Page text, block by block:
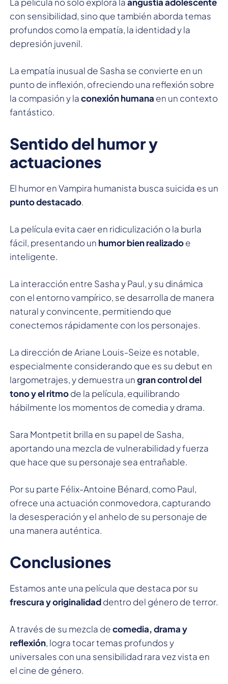
con sensibilidad, sino que también aborda temas
profundos como la empatía, la identidad y la
depresión juvenil.
La empatía inusual de Sasha se convierte en un
punto de inflexión, ofreciendo una reflexión sobre
la compasión y laconexión humana en un contexto
fantástico.
Sentido del humor y
actuaciones
El humor en Vampira humanista busca suicida es un
punto destacado.
La película evita caer en ridiculización o la burla
fácil, presentando un humor bien realizadoe
inteligente.
La interacción entre Sasha y Paul, y su dinámica
con el entorno vampírico, se desarrolla de manera
natural y convincente, permitiendo que
conectemos rápidamente con los personajes.
La dirección de Ariane Louis-Seize es notable,
especialmente considerando que es su debut en
largometrajes, y demuestra ungran control del
tono y el ritmode la película, equilibrando
hábilmente los momentos de comedia y drama.
Sara Montpetit brilla en su papel de Sasha,
aportando una mezcla de vulnerabilidad y fuerza
que hace que su personaje sea entrañable.
Por su parte Félix-Antoine Bénard, como Paul,
ofrece una actuación conmovedora, capturando
la desesperación y el anhelo de su personaje de
una manera auténtica.
Conclusiones
Estamos ante una película que destaca por su
frescura y originalidaddentro del género de terror.
A través de su mezcla decomedia, drama y
reflexión, logra tocar temas profundos y
universales con una sensibilidad rara vez vista en
el cine de género.